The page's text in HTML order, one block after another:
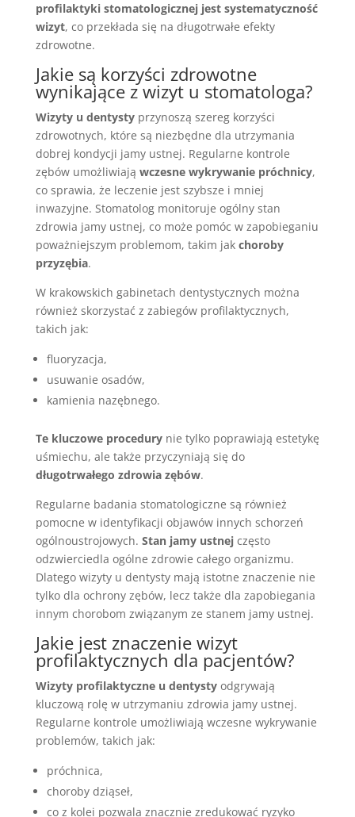
profilaktyki stomatologicznej jest systematyczność
wizyt, co przekłada się na długotrwałe efekty
zdrowotne.
Jakie są korzyści zdrowotne
wynikające z wizyt u stomatologa?
Wizyty u dentystyprzynoszą szereg korzyści
zdrowotnych, które są niezbędne dla utrzymania
dobrej kondycji jamy ustnej. Regularne kontrole
zębów umożliwiają wczesne wykrywanie próchnicy,
co sprawia, że leczenie jest szybsze i mniej
inwazyjne. Stomatolog monitoruje ogólny stan
zdrowia jamy ustnej, co może pomóc w zapobieganiu
poważniejszym problemom, takim jak choroby
przyzębia.
W krakowskich gabinetach dentystycznych można
również skorzystać z zabiegów profilaktycznych,
takich jak:
fluoryzacja,
usuwanie osadów,
kamienia nazębnego.
Te kluczowe procedurynie tylko poprawiają estetykę
uśmiechu, ale także przyczyniają się do
długotrwałego zdrowia zębów.
Regularne badania stomatologiczne są również
pomocne w identyfikacji objawów innych schorzeń
ogólnoustrojowych. Stan jamy ustnejczęsto
odzwierciedla ogólne zdrowie całego organizmu.
Dlatego wizyty u dentysty mają istotne znaczenie nie
tylko dla ochrony zębów, lecz także dla zapobiegania
innym chorobom związanym ze stanem jamy ustnej.
Jakie jest znaczenie wizyt
profilaktycznych dla pacjentów?
Wizyty profilaktyczne u dentystyodgrywają
kluczową rolę w utrzymaniu zdrowia jamy ustnej.
Regularne kontrole umożliwiają wczesne wykrywanie
problemów, takich jak:
próchnica,
choroby dziąseł,
co z kolei pozwala znacznie zredukować ryzyko